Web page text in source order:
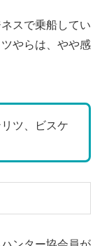
スで乗船してい
やらは、やや感
ツ、ビスケ